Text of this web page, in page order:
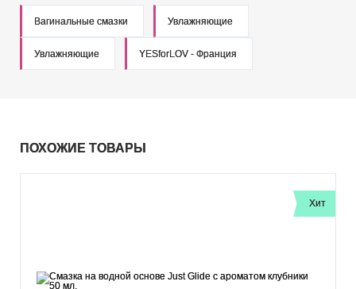
Вагинальные смазки Увлажняющие
Увлажняющие YESforLOV - Франция
ПОХОЖИЕ ТОВАРЫ
Хит